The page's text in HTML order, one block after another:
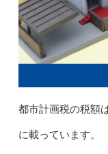
都市計画税の税額
に載っています。